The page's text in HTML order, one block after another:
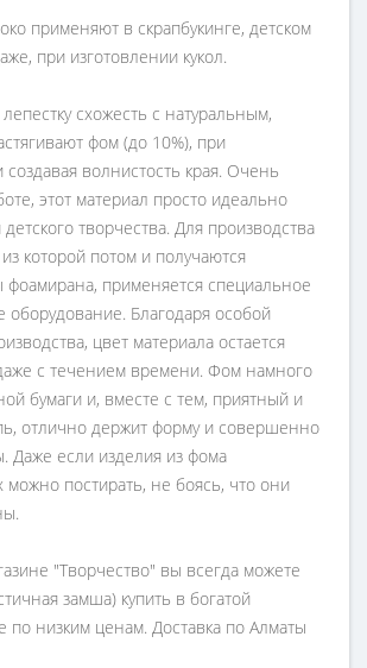
применяют в скрапбукинге, детском
при изготовлении кукол.
схожесть с натуральным,
фом (до 10%), при
волнистость края. Очень
этот материал просто идеально
творчества. Для производства
которой потом и получаются
фоамирана, применяется специальное
оборудование. Благодаря особой
цвет материала остается
с течением времени. Фом намного
бумаги и, вместе с тем, приятный и
отлично держит форму и совершенно
Даже если изделия из фома
можно постирать, не боясь, что они
"Творчество" вы всегда можете
замша) купить в богатой
по низким ценам. Доставка по Алматы